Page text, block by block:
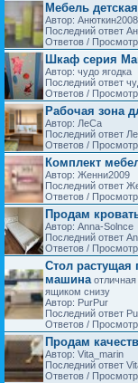
Мебель
Автор: Анюткин2008
Последний ответ
Ответов /
Шкаф серия
Автор: чудо ягодка
Последний ответ
Ответов /
Рабочая зона
Автор: ЛеСа
Последний ответ
Ответов /
Комплект
Автор: Женни2009
Последний ответ
Ответов /
Продам
Автор: Anna-Solnce
Последний ответ
Ответов /
Стол растущая
машина
ящиком снизу
Автор: PurPur
Последний ответ
Ответов /
Продам
Автор: Vita_marin
Последний ответ
Ответов /